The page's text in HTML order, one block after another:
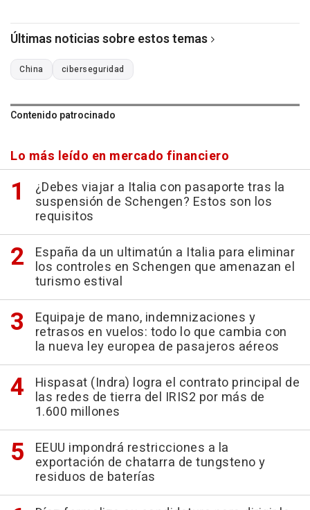
Últimas noticias sobre estos temas
China ciberseguridad
Contenido patrocinado
Lo más leído en mercado financiero
¿Debes viajar a Italia con pasaporte tras la
suspensión de Schengen? Estos son los
requisitos
España da un ultimatún a Italia para eliminar
los controles en Schengen que amenazan el
turismo estival
Equipaje de mano, indemnizaciones y
retrasos en vuelos: todo lo que cambia con
la nueva ley europea de pasajeros aéreos
Hispasat (Indra) logra el contrato principal de
las redes de tierra del IRIS2 por más de
1.600 millones
EEUU impondrá restricciones a la
exportación de chatarra de tungsteno y
residuos de baterías